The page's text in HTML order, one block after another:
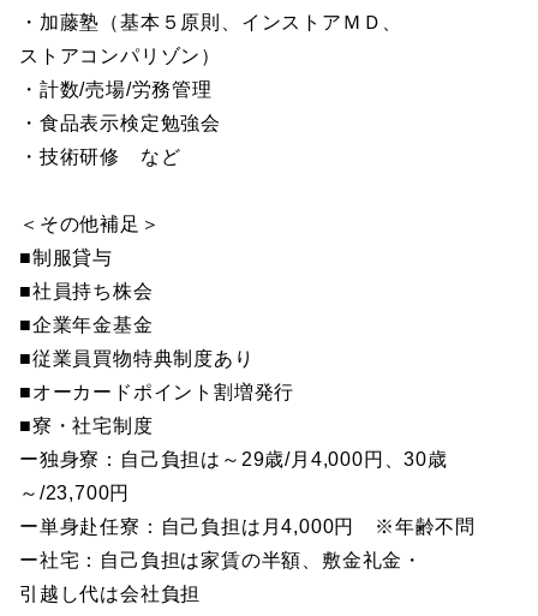
・加藤塾（基本５原則、インストアＭＤ、
ストアコンパリゾン）
・計数/売場/労務管理
・食品表示検定勉強会
・技術研修 など
＜その他補足＞
■制服貸与
■社員持ち株会
■企業年金基金
■従業員買物特典制度あり
■オーカードポイント割増発行
■寮・社宅制度
ー独身寮：自己負担は～29歳/月4,000円、30歳
～/23,700円
ー単身赴任寮：自己負担は月4,000円 ※年齢不問
ー社宅：自己負担は家賃の半額、敷金礼金・
引越し代は会社負担